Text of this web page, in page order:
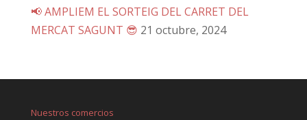
📢 AMPLIEM EL SORTEIG DEL CARRET DEL
MERCAT SAGUNT 😎 21 octubre, 2024
Nuestros comercios